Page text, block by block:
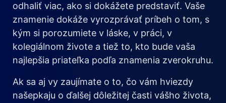
odhaliť viac, ako si dokážete predstaviť. Vaše
znamenie dokáže vyrozprávať príbeh o tom, s
kým si porozumiete v láske, v práci, v
kolegiálnom živote a tiež to, kto bude vaša
najlepšia priateľka podľa znamenia zverokruhu.
Ak sa aj vy zaujímate o to, čo vám hviezdy
našepkaju o ďalšej dôležitej časti vášho života,